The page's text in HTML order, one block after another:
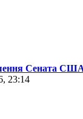
Сената
23:14